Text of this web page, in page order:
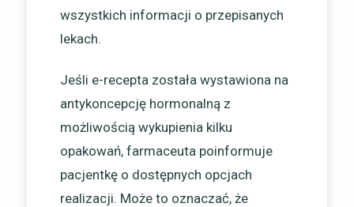
wszystkich informacji o przepisanych
lekach.
Jeśli e-recepta została wystawiona na
antykoncepcję hormonalną z
możliwością wykupienia kilku
opakowań, farmaceuta poinformuje
pacjentkę o dostępnych opcjach
realizacji. Może to oznaczać, że